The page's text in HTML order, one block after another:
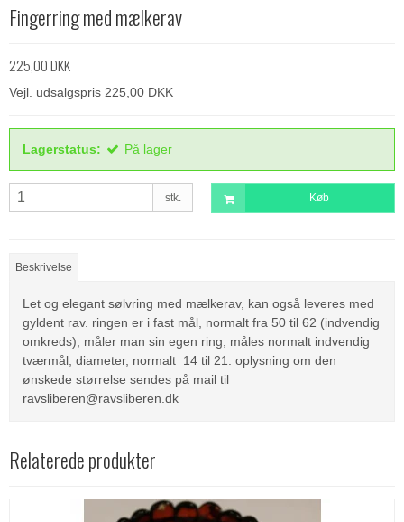
Fingerring med mælkerav
225,00 DKK
Vejl. udsalgspris 225,00 DKK
Lagerstatus: På lager
stk. Køb
Beskrivelse
Let og elegant sølvring med mælkerav, kan også leveres med
gyldent rav. ringen er i fast mål, normalt fra 50 til 62 (indvendig
omkreds), måler man sin egen ring, måles normalt indvendig
tværmål, diameter, normalt 14 til 21. oplysning om den
ønskede størrelse sendes på mail til
ravsliberen@ravsliberen.dk
Relaterede produkter